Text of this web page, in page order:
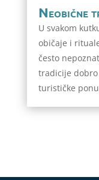
Neobične
U svakom
običaje i
često
tradicije
turističke